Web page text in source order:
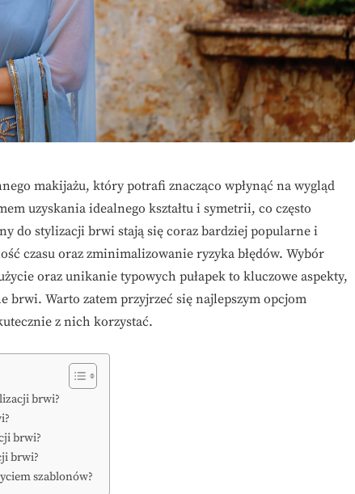
makijażu, który potrafi znacząco wpłynąć na wygląd
uzyskania idealnego kształtu i symetrii, co często
do stylizacji brwi stają się coraz bardziej popularne i
czasu oraz zminimalizowanie ryzyka błędów. Wybór
oraz unikanie typowych pułapek to kluczowe aspekty,
brwi. Warto zatem przyjrzeć się najlepszym opcjom
z nich korzystać.
brwi?
brwi?
brwi?
szablonów?